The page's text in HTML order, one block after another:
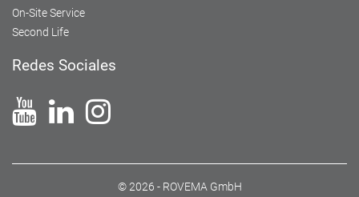
On-Site Service
Second Life
Redes Sociales
© 2026 - ROVEMA GmbH